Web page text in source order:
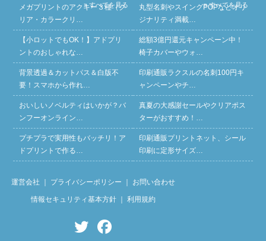
» すべてを見る
メガプリントのアクキー３種（ク
リア・カラークリ…
【小ロットでもOK！】アドプリ
ントのおしゃれな…
背景透過＆カットパス＆白版不
要！スマホから作れ…
おいしいノベルティはいかが？バ
ンフーオンライン…
プチプラで実用性もバッチリ！ア
ドプリントで作る…
» すべてを見る
丸型名刺やスイングPOPなどオリ
ジナリティ満載…
総額3億円還元キャンペーン中！
椅子カバーやウォ…
印刷通販ラクスルの名刺100円キ
ャンペーンやチ…
真夏の大感謝セールやクリアポス
ターがおすすめ！…
印刷通販プリントネット、シール
印刷に定形サイズ…
運営会社 ｜ プライバシーポリシー ｜ お問い合わせ
情報セキュリティ基本方針｜ 利用規約